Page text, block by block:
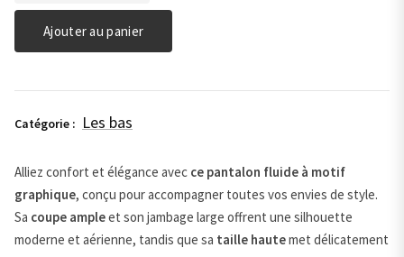
Pantalon
taille
haute
jambes
-
Ajouter au panier
Catégorie : Les bas
Alliez confort et élégance avec ce pantalon fluide à motif
graphique, conçu pour accompagner toutes vos envies de style.
Sa coupe ampleet son jambage large offrent une silhouette
moderne et aérienne, tandis que sa taille hautemet délicatement